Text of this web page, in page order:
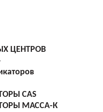
ЦЕНТРОВ
CAS
МАССА-К